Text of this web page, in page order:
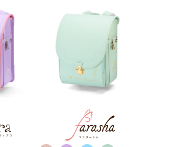
ンドセルの選び方
黒色（ブラック）人気ランドセル
王道ブラック（黒色）
ンドセルの安心ガイド 機能とアフタ
くご紹介
シルバー ランドセル